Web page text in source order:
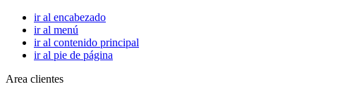
ir al encabezado
ir al menú
ir al contenido principal
ir al pie de página
Area clientes